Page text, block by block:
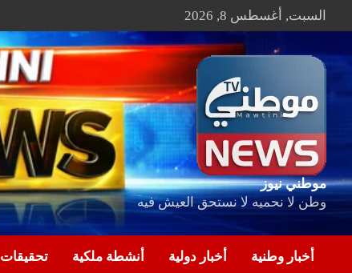
السبت, أغسطس 8, 2026
موطني نيوز
وطن لا نحميه لا نستحق العيش فيه
أخبار وطنية أخبار دولية أنشطة ملكية تحقيقات